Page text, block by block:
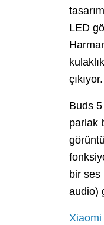
LED
çıkıyor.
Buds
parlak
bir ses
audio)
Xiaomi